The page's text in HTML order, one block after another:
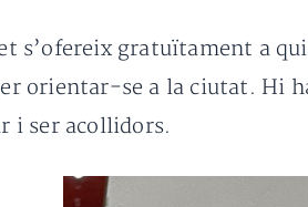
s’ofereix gratuïtament a
orientar-se a la ciutat. Hi
i ser acollidors.